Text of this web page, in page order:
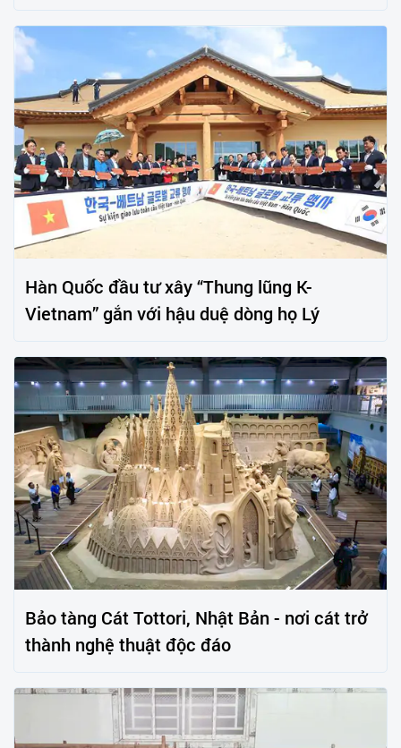
Hàn Quốc đầu tư xây “Thung lũng K-
Vietnam” gắn với hậu duệ dòng họ Lý
Bảo tàng Cát Tottori, Nhật Bản - nơi cát trở
thành nghệ thuật độc đáo